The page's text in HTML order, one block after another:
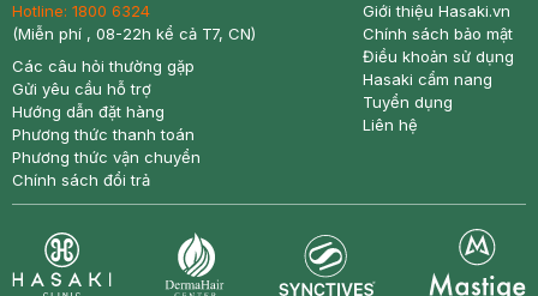
Hotline: 1800 6324
(Miễn phí , 08-22h kể cả T7, CN)
Các câu hỏi thường gặp
Gửi yêu cầu hỗ trợ
Hướng dẫn đặt hàng
Phương thức thanh toán
Phương thức vận chuyển
Chính sách đổi trả
Giới thiệu Hasaki.vn
Chính sách bảo mật
Điều khoản sử dụng
Hasaki cẩm nang
Tuyển dụng
Liên hệ